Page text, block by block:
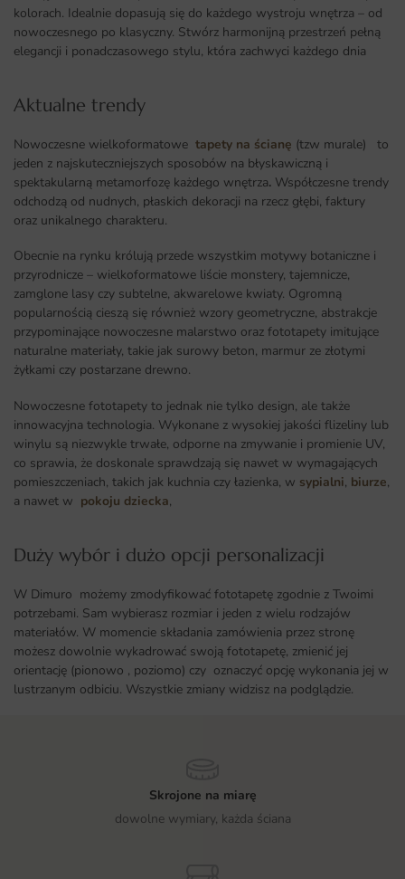
kolorach. Idealnie dopasują się do każdego wystroju wnętrza – od
nowoczesnego po klasyczny. Stwórz harmonijną przestrzeń pełną
elegancji i ponadczasowego stylu, która zachwyci każdego dnia
Aktualne trendy​
Nowoczesne wielkoformatowe tapety na ścianę (tzw murale) to
jeden z najskuteczniejszych sposobów na błyskawiczną i
spektakularną metamorfozę każdego wnętrza. Współczesne trendy
odchodzą od nudnych, płaskich dekoracji na rzecz głębi, faktury
oraz unikalnego charakteru.
Obecnie na rynku królują przede wszystkim motywy botaniczne i
przyrodnicze – wielkoformatowe liście monstery, tajemnicze,
zamglone lasy czy subtelne, akwarelowe kwiaty. Ogromną
popularnością cieszą się również wzory geometryczne, abstrakcje
przypominające nowoczesne malarstwo oraz fototapety imitujące
naturalne materiały, takie jak surowy beton, marmur ze złotymi
żyłkami czy postarzane drewno.
Nowoczesne fototapety to jednak nie tylko design, ale także
innowacyjna technologia. Wykonane z wysokiej jakości flizeliny lub
winylu są niezwykle trwałe, odporne na zmywanie i promienie UV,
co sprawia, że doskonale sprawdzają się nawet w wymagających
pomieszczeniach, takich jak kuchnia czy łazienka, w sypialni, biurze,
a nawet w pokoju dziecka,
Duży wybór i dużo opcji personalizacji ​
W Dimuro możemy zmodyfikować fototapetę zgodnie z Twoimi
potrzebami. Sam wybierasz rozmiar i jeden z wielu rodzajów
materiałów. W momencie składania zamówienia przez stronę
możesz dowolnie wykadrować swoją fototapetę, zmienić jej
orientację (pionowo , poziomo) czy oznaczyć opcję wykonania jej w
lustrzanym odbiciu. Wszystkie zmiany widzisz na podglądzie.
Skrojone na miarę
dowolne wymiary, każda ściana